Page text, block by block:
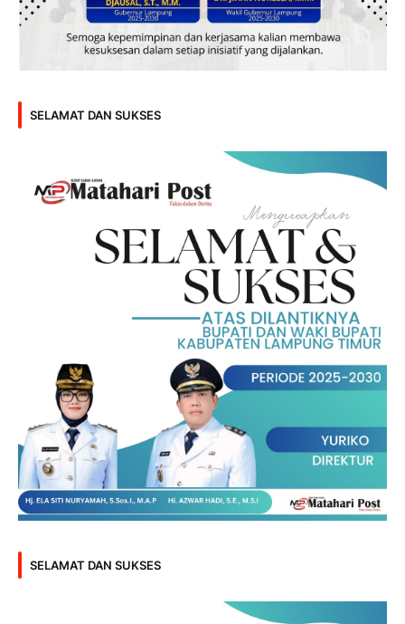
SELAMAT DAN SUKSES
SELAMAT DAN SUKSES